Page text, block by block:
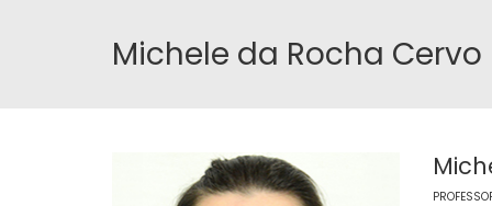
Michele da Rocha Cervo